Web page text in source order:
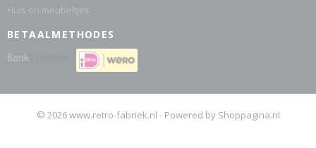
Huis en meubeltjes
BETAALMETHODES
© 2026 www.retro-fabriek.nl - Powered by Shoppagina.nl